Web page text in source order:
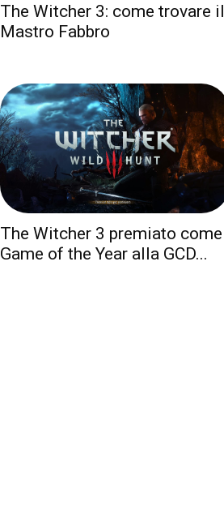
The Witcher 3: come trovare il
Mastro Fabbro
The Witcher 3 premiato come
Game of the Year alla GCD...